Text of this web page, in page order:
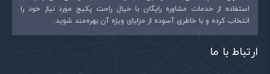
استفاده از خدمات مشاوره رایگان با خیال راحت پکیج مورد نیاز خود را
انتخاب کرده و با خاطری آسوده از مزایای ویژه آن بهره‌مند شوید.
ارتباط با ما